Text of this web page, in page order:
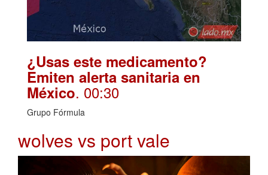
¿Usas este medicamento?
Emiten alerta sanitaria en
México. 00:30
Grupo Fórmula
wolves vs port vale